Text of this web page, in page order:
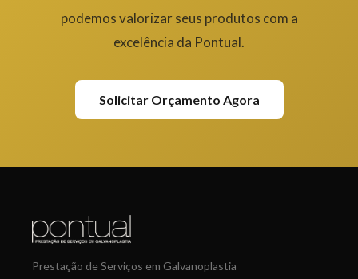
podemos valorizar seus produtos com a
excelência da Pontual.
Solicitar Orçamento Agora
Prestação de Serviços em Galvanoplastia